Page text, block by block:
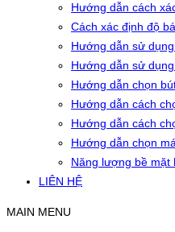
Hướng dẫn cách
Cách xác định độ
Hướng dẫn sử
Hướng dẫn sử
Hướng dẫn chọn
Hướng dẫn cách
Hướng dẫn cách
Hướng dẫn chọn
Năng lượng bề mặt
LIÊN HỆ
MAIN MENU